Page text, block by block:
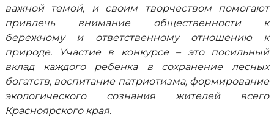
важной темой, и своим творчеством помогают
привлечь внимание общественности к
бережному и ответственному отношению к
природе. Участие в конкурсе – это посильный
вклад каждого ребенка в сохранение лесных
богатств, воспитание патриотизма, формирование
экологического сознания жителей всего
Красноярского края.